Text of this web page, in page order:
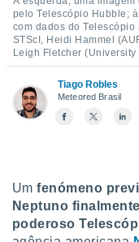
o
no
um perfil
lhe
e
e
pelo Telescópio Hubble;
com dados do Telescópio
STScI, Heidi Hammel
Leigh Fletcher
Tiago Robles
Meteored Brasil
Um fenómeno
Neptuno
poderoso